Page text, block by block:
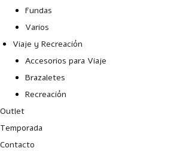
Fundas
Varios
Viaje y Recreación
Accesorios para Viaje
Brazaletes
Recreación
Outlet
Temporada
Contacto